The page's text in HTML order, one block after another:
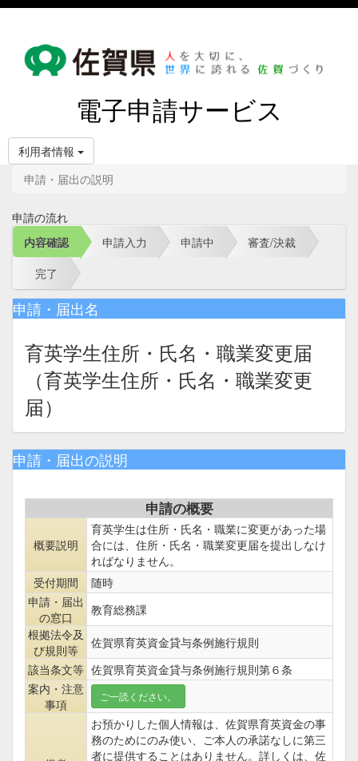
電子申請サービス
利用者情報
申請・届出の説明
申請の流れ
内容確認
申請入力 申請中
審査/決裁
完了
申請・届出名
育英学生住所・氏名・職業変更届
（育英学生住所・氏名・職業変更
届）
申請・届出の説明
申請の概要
概要説明
育英学生は住所・氏名・職業に変更があった場
合には、住所・氏名・職業変更届を提出しなけ
ればなりません。
受付期間
随時
申請・届出
の窓口
教育総務課
根拠法令及
び規則等
佐賀県育英資金貸与条例施行規則
該当条文等 佐賀県育英資金貸与条例施行規則第６条
案内・注意
事項
ご一読ください。
お預かりした個人情報は、佐賀県育英資金の事
務のためにのみ使い、ご本人の承諾なしに第三
者に提供することはありません。詳しくは、佐